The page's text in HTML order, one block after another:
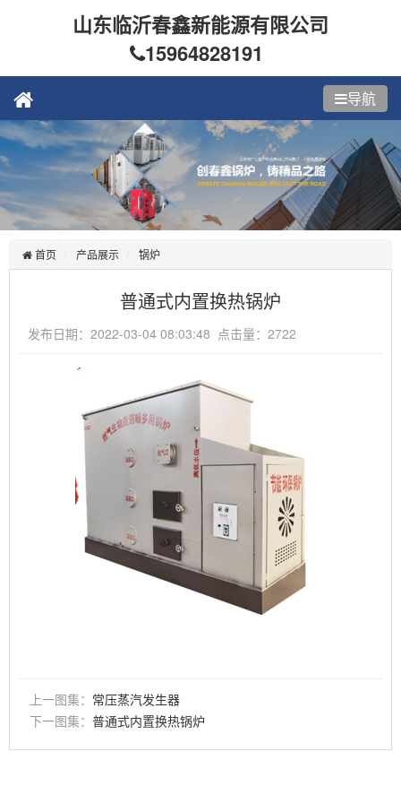
山东临沂春鑫新能源有限公司
15964828191
导航
首页 产品展示 锅炉
普通式内置换热锅炉
发布日期：2022-03-04 08:03:48 点击量：2722
上一图集： 常压蒸汽发生器
下一图集： 普通式内置换热锅炉